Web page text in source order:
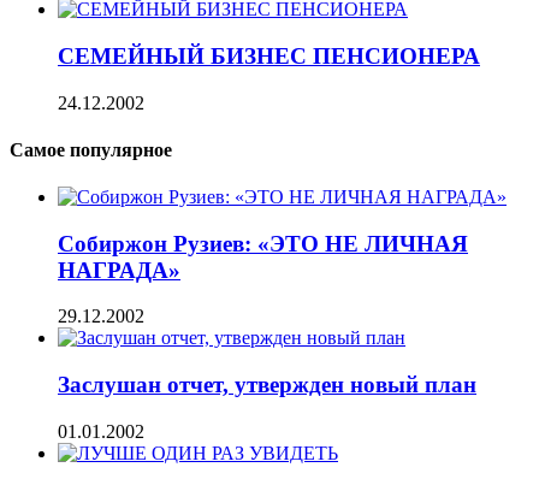
СЕМЕЙНЫЙ БИЗНЕС ПЕНСИОНЕРА
24.12.2002
Самое популярное
Собиржон Рузиев: «ЭТО НЕ ЛИЧНАЯ
НАГРАДА»
29.12.2002
Заслушан отчет, утвержден новый план
01.01.2002